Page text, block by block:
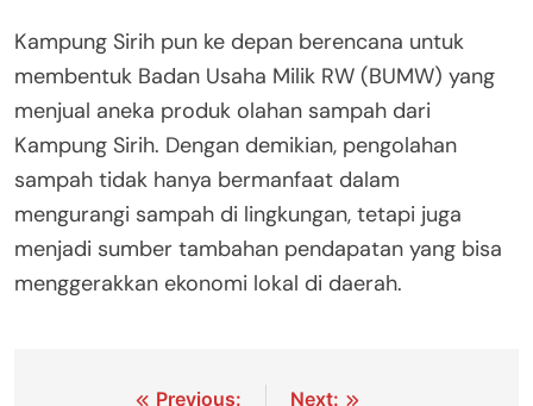
Kampung Sirih pun ke depan berencana untuk
membentuk Badan Usaha Milik RW (BUMW) yang
menjual aneka produk olahan sampah dari
Kampung Sirih. Dengan demikian, pengolahan
sampah tidak hanya bermanfaat dalam
mengurangi sampah di lingkungan, tetapi juga
menjadi sumber tambahan pendapatan yang bisa
menggerakkan ekonomi lokal di daerah.
Previous:
Next: